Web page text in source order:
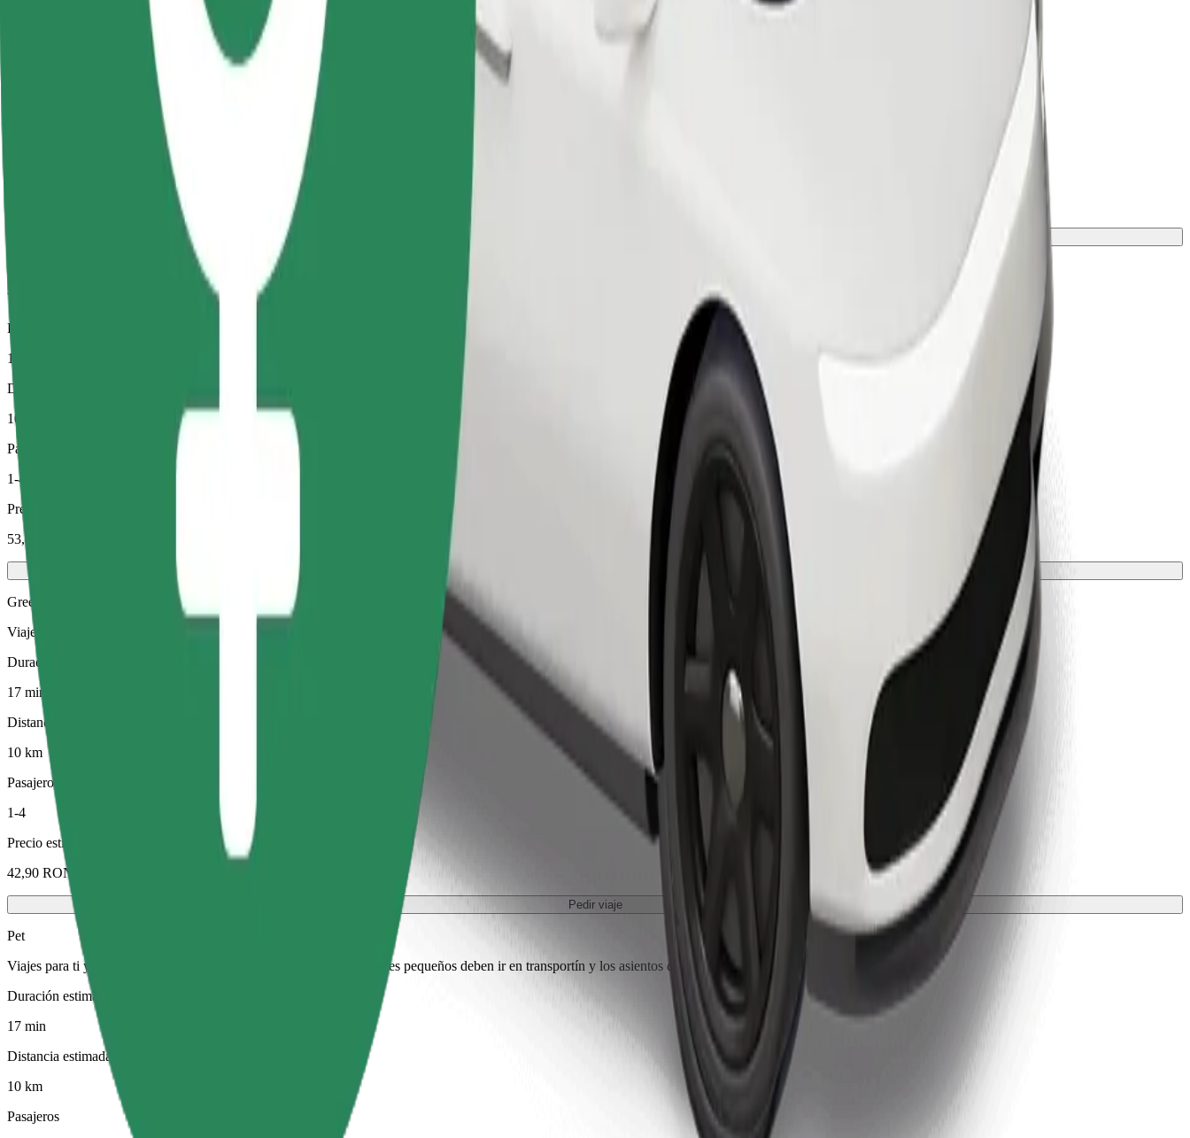
Viajes en coches con más espacio para equipaje y para estirar las piernas
Duración estimada del viaje
17 min
Distancia estimada
10 km
Pasajeros
1-4
Precio estimado
53,40 RON
Green
Viajes eficientes en vehículos híbridos y eléctricos
Duración estimada del viaje
17 min
Distancia estimada
10 km
Pasajeros
1-4
Precio estimado
42,90 RON
Pedir viaje
Pet
Viajes para ti y tu mascota. Los perros deben llevar bozal, los animales pequeños deben ir en transportín y los asientos deben protegerse con una manta o funda.
Duración estimada del viaje
17 min
Distancia estimada
10 km
Pasajeros